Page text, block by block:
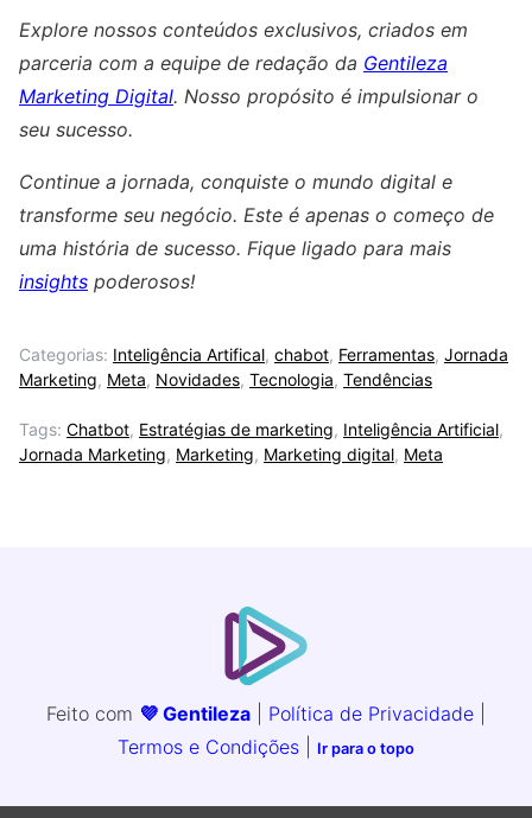
Explore nossos conteúdos exclusivos, criados em
parceria com a equipe de redação da Gentileza
Marketing Digital. Nosso propósito é impulsionar o
seu sucesso.
Continue a jornada, conquiste o mundo digital e
transforme seu negócio. Este é apenas o começo de
uma história de sucesso. Fique ligado para mais
insights poderosos!
Categorias: Inteligência Artifical, chabot, Ferramentas, Jornada
Marketing, Meta, Novidades, Tecnologia, Tendências
Tags: Chatbot, Estratégias de marketing, Inteligência Artificial,
Jornada Marketing, Marketing, Marketing digital, Meta
Feito com 💜 Gentileza Política de Privacidade
Termos e Condições
Ir para o topo